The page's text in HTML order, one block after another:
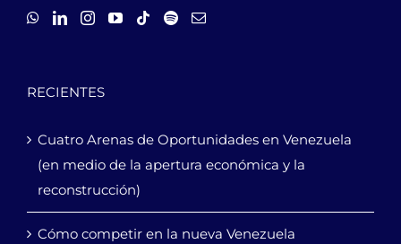
RECIENTES
Cuatro Arenas de Oportunidades en Venezuela
(en medio de la apertura económica y la
reconstrucción)
Cómo competir en la nueva Venezuela